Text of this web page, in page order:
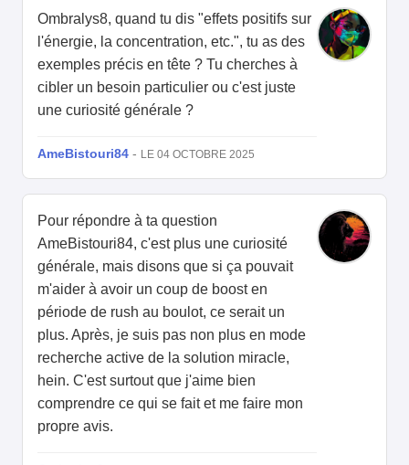
Ombralys8, quand tu dis "effets positifs sur
l'énergie, la concentration, etc.", tu as des
exemples précis en tête ? Tu cherches à
cibler un besoin particulier ou c'est juste
une curiosité générale ?
AmeBistouri84 - LE 04 OCTOBRE 2025
Pour répondre à ta question
AmeBistouri84, c'est plus une curiosité
générale, mais disons que si ça pouvait
m'aider à avoir un coup de boost en
période de rush au boulot, ce serait un
plus. Après, je suis pas non plus en mode
recherche active de la solution miracle,
hein. C'est surtout que j'aime bien
comprendre ce qui se fait et me faire mon
propre avis.